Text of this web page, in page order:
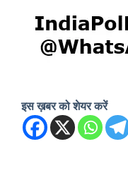
इस ख़बर को शेयर करें